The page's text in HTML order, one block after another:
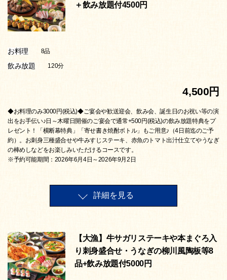
＋飲み放題付4500円
お料理 8品
飲み放題 120分
4,500円
◆お料理のみ3000円(税込)◆ご宴会や歓送迎会、飲み会、誕生日のお祝い等の演
出をお手伝い♪日～木曜日開催のご宴会で通常+500円(税込)の飲み放題特典をプ
レゼント！「横断幕特典」「寄せ書き焼酎ボトル」もご用意♪（4日前迄のご予
約）。お刺身三種盛合せや牛みすじステーキ、赤魚のトマト出汁仕立てやうなぎ
の棒めしなどをお楽しみいただけるコースです。
※予約可能期間：2026年6月4日～2026年9月2日
詳細を見る
【大漁】牛サガリステーキや本まぐろ入
り刺身盛合せ・うなぎの柳川風陶板等8
品+飲み放題付5000円